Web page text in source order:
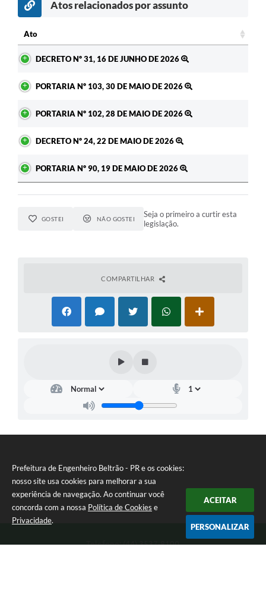
Prefeitura de Engenheiro Beltrão - PR e os cookies:
nosso site usa cookies para melhorar a sua
experiência de navegação. Ao continuar você
concorda com a nossa Política de Cookies e
Privacidade.
ACEITAR
PERSONALIZAR
Enquete
Contato
Atos relacionados por assunto
Ato
DECRETO Nº 31, 16 DE JUNHO DE 2026
PORTARIA Nº 103, 30 DE MAIO DE 2026
PORTARIA Nº 102, 28 DE MAIO DE 2026
DECRETO Nº 24, 22 DE MAIO DE 2026
PORTARIA Nº 90, 19 DE MAIO DE 2026
GOSTEI NÃO GOSTEI
Seja o primeiro a curtir esta
legislação.
COMPARTILHAR
Telefone: (44) 3537-8100